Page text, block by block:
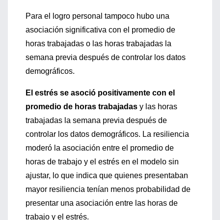
Para el logro personal tampoco hubo una
asociación significativa con el promedio de
horas trabajadas o las horas trabajadas la
semana previa después de controlar los datos
demográficos.
El estrés se asoció positivamente con el
promedio de horas trabajadas y las horas
trabajadas la semana previa después de
controlar los datos demográficos. La resiliencia
moderó la asociación entre el promedio de
horas de trabajo y el estrés en el modelo sin
ajustar, lo que indica que quienes presentaban
mayor resiliencia tenían menos probabilidad de
presentar una asociación entre las horas de
trabajo y el estrés.